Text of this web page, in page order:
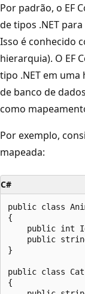
Por padrão, o EF
de tipos .NET
Isso é conhecido
hierarquia). O EF
tipo .NET em
de banco de
como
Por exemplo,
mapeada:
C#
public class
{
public int
public
}
public class
{